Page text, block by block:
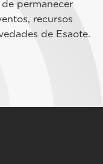
permanecer
recursos
de Esaote.